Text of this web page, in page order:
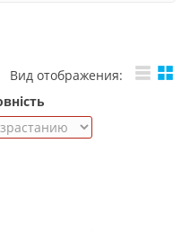
Вид отображения: